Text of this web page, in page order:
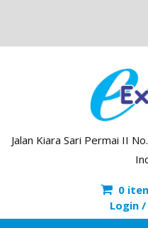
Jalan Kiara Sari Permai II
0
Login